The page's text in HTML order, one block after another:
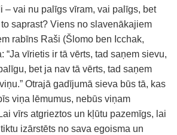
– vai nu palīgs vīram, vai palīgs, bet
saprast? Viens no slavenākajiem
rabīns Raši (Šlomo ben Icchak,
“Ja vīrietis ir tā vērts, tad saņem sievu,
bet ja nav tā vērts, tad saņem
Otrajā gadījumā sieva būs tā, kas
viņa lēmumus, nebūs viņam
vīrs atgrieztos un kļūtu pazemīgs, lai
izārstēts no sava egoisma un